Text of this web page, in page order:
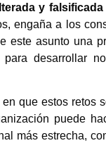
y
engaña a los
este asunto una
para desarrollar
que estos retos
puede
más estrecha,